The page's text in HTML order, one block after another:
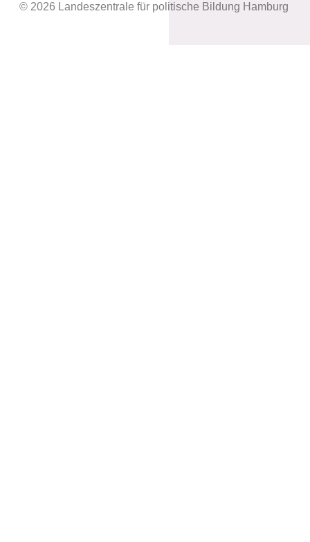
© 2026 Landeszentrale für politische Bildung Hamburg